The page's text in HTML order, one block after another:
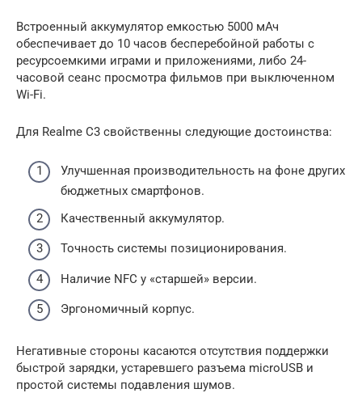
Встроенный аккумулятор емкостью 5000 мАч
обеспечивает до 10 часов бесперебойной работы с
ресурсоемкими играми и приложениями, либо 24-
часовой сеанс просмотра фильмов при выключенном
Wi-Fi.
Для Realme C3 свойственны следующие достоинства:
Улучшенная производительность на фоне других
бюджетных смартфонов.
Качественный аккумулятор.
Точность системы позиционирования.
Наличие NFC у «старшей» версии.
Эргономичный корпус.
Негативные стороны касаются отсутствия поддержки
быстрой зарядки, устаревшего разъема microUSB и
простой системы подавления шумов.